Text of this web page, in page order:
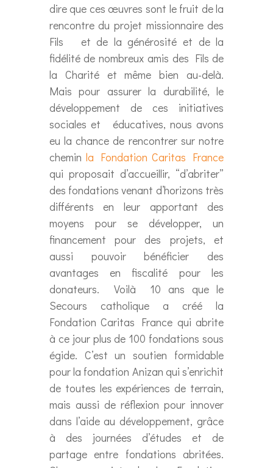
dire que ces œuvres sont le fruit de la
rencontre du projet missionnaire des
Fils et de la générosité et de la
fidélité de nombreux amis des Fils de
la Charité et même bien au-delà.
Mais pour assurer la durabilité, le
développement de ces initiatives
sociales et éducatives, nous avons
eu la chance de rencontrer sur notre
chemin la Fondation Caritas France
qui proposait d’accueillir, “d’abriter”
des fondations venant d’horizons très
différents en leur apportant des
moyens pour se développer, un
financement pour des projets, et
aussi pouvoir bénéficier des
avantages en fiscalité pour les
donateurs. Voilà 10 ans que le
Secours catholique a créé la
Fondation Caritas France qui abrite
à ce jour plus de 100 fondations sous
égide. C’est un soutien formidable
pour la fondation Anizan qui s’enrichit
de toutes les expériences de terrain,
mais aussi de réflexion pour innover
dans l’aide au développement, grâce
à des journées d’études et de
partage entre fondations abritées.